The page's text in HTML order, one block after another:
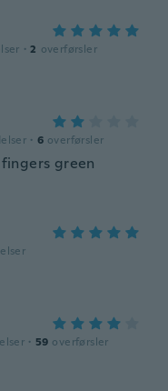
· 2 overførsler
· 6 overførsler
green
· 59 overførsler